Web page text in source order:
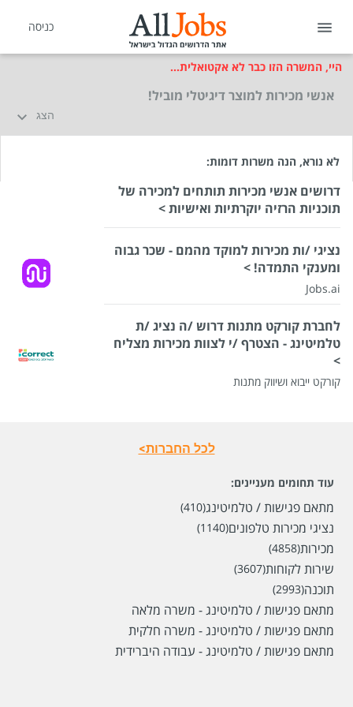
כניסה
היי, המשרה הזו כבר לא אקטואלית...
אנשי מכירות למוצר דיגיטלי מוביל!
הצג
לפני חודש
לא נורא, הנה משרות דומות:
דרושים אנשי מכירות תותחים למכירה של
תוכניות הרזיה יוקרתיות ואישיות >
נציגי /ות מכירות למוקד מהמם - שכר גבוה
ומענקי התמדה! >
Jobs.ai
לחברת קורקט מתנות דרוש /ה נציג /ת
טלמיטינג - הצטרף /י לצוות מכירות מצליח
>
קורקט ייבוא ושיווק מתנות
לכל החברות>
עוד תחומים מעניינים:
מתאם פגישות / טלמיטינג(410)
נציגי מכירות טלפונים(1140)
מכירות(4858)
שירות לקוחות(3607)
תוכנה(2993)
מתאם פגישות / טלמיטינג - משרה מלאה
מתאם פגישות / טלמיטינג - משרה חלקית
מתאם פגישות / טלמיטינג - עבודה היברידית